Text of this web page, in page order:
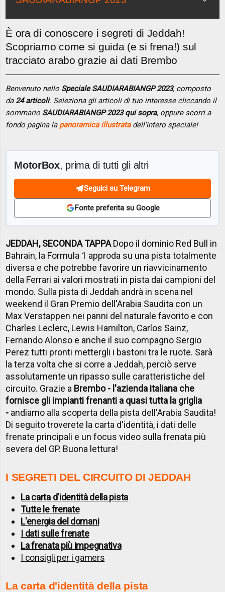
È ora di conoscere i segreti di Jeddah!
Scopriamo come si guida (e si frena!) sul
tracciato arabo grazie ai dati Brembo
Benvenuto nello Speciale SAUDIARABIANGP 2023, composto
da 24 articoli. Seleziona gli articoli di tuo interesse cliccando il
sommario SAUDIARABIANGP 2023 qui sopra, oppure scorri a
fondo pagina la panoramica illustratadell'intero speciale!
MotorBox, prima di tutti gli altri
Seguici su Telegram
Fonte preferita su Google
JEDDAH, SECONDA TAPPADopo il dominio Red Bull in
Bahrain, la Formula 1 approda su una pista totalmente
diversa e che potrebbe favorire un riavvicinamento
della Ferrari ai valori mostrati in pista dai campioni del
mondo. Sulla pista di Jeddah andrà in scena nel
weekend il Gran Premio dell'Arabia Saudita con un
Max Verstappen nei panni del naturale favorito e con
Charles Leclerc, Lewis Hamilton, Carlos Sainz,
Fernando Alonso e anche il suo compagno Sergio
Perez tutti pronti mettergli i bastoni tra le ruote. Sarà
la terza volta che si corre a Jeddah, perciò serve
assolutamente un ripasso sulle caratteristiche del
circuito. Grazie a Brembo - l'azienda italiana che
fornisce gli impianti frenanti a quasi tutta la griglia
- andiamo alla scoperta della pista dell'Arabia Saudita!
Di seguito troverete la carta d'identità, i dati delle
frenate principali e un focus video sulla frenata più
severa del GP. Buona lettura!
I SEGRETI DEL CIRCUITO DI JEDDAH
La carta d'identità della pista
Tutte le frenate
L'energia del domani
I dati sulle frenate
La frenata più impegnativa
I consigli per i gamers
La carta d'identità della pista